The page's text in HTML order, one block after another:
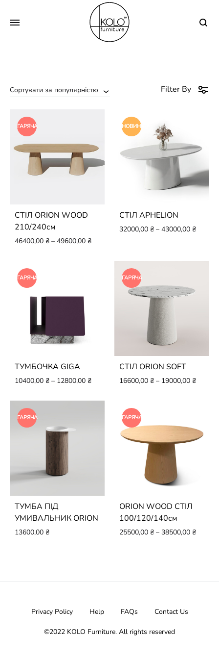
Сортувати за популярністю Filter By
ГАРЯЧА
СТІЛ ORION WOOD
210/240см
46400,00 ₴ – 49600,00 ₴
НОВИНКА
СТІЛ APHELION
32000,00 ₴ – 43000,00 ₴
ГАРЯЧА
ТУМБОЧКА GIGA
10400,00 ₴ – 12800,00 ₴
ГАРЯЧА
СТІЛ ORION SOFT
16600,00 ₴ – 19000,00 ₴
ГАРЯЧА
ТУМБА ПІД
УМИВАЛЬНИК ORION
13600,00 ₴
ГАРЯЧА
ORION WOOD СТІЛ
100/120/140см
25500,00 ₴ – 38500,00 ₴
©2022 KOLO Furniture. All rights reserved
Privacy Policy Help FAQs Contact Us